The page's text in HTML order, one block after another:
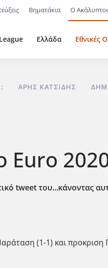
Βηματάκια Ο
Ελλάδα Εθνικές
ΆΡΗΣ ΚΑΤΣΊΔΗΣ
tweet του...κάνοντας
(1-1) και προκριση